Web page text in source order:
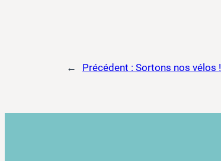
← Précédent : Sortons nos vélos !